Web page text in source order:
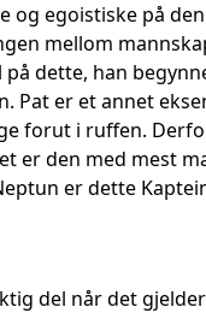
og egoistiske på
mellom
dette, han
Pat er et annet
forut i ruffen.
er den med mest
er dette
del når det